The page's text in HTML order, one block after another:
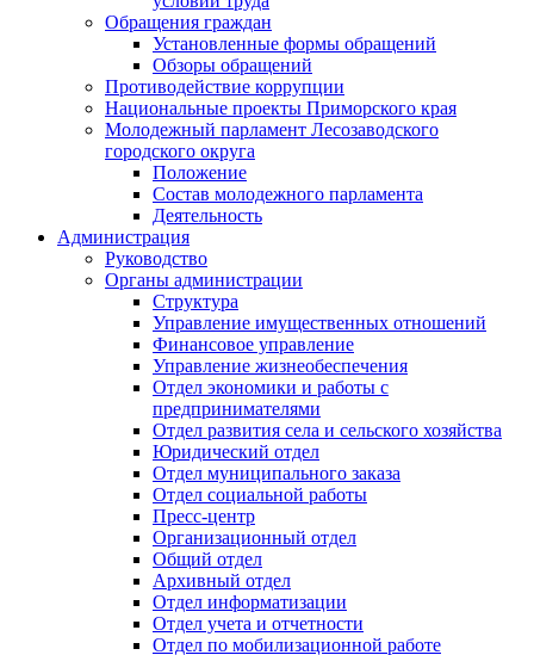
Обращения граждан
Установленные формы обращений
Обзоры обращений
Противодействие коррупции
Национальные проекты Приморского края
Молодежный парламент Лесозаводского
городского округа
Положение
Состав молодежного парламента
Деятельность
Администрация
Руководство
Органы администрации
Структура
Управление имущественных отношений
Финансовое управление
Управление жизнеобеспечения
Отдел экономики и работы с
предпринимателями
Отдел развития села и сельского хозяйства
Юридический отдел
Отдел муниципального заказа
Отдел социальной работы
Пресс-центр
Организационный отдел
Общий отдел
Архивный отдел
Отдел информатизации
Отдел учета и отчетности
Отдел по мобилизационной работе